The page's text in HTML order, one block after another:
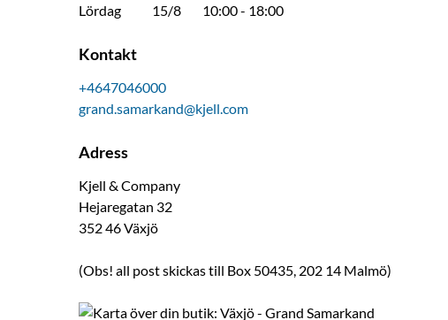
Lördag
15/8
10:00 - 18:00
Kontakt
+4647046000
grand.samarkand@kjell.com
Adress
Kjell & Company
Hejaregatan 32
352 46Växjö
(Obs! all post skickas till Box 50435, 202 14 Malmö)